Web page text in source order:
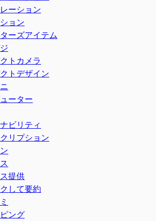
ーション
ョン
ーズアイテム
トカメラ
トデザイン
ーター
ビリティ
リプション
提供
して要約
ング